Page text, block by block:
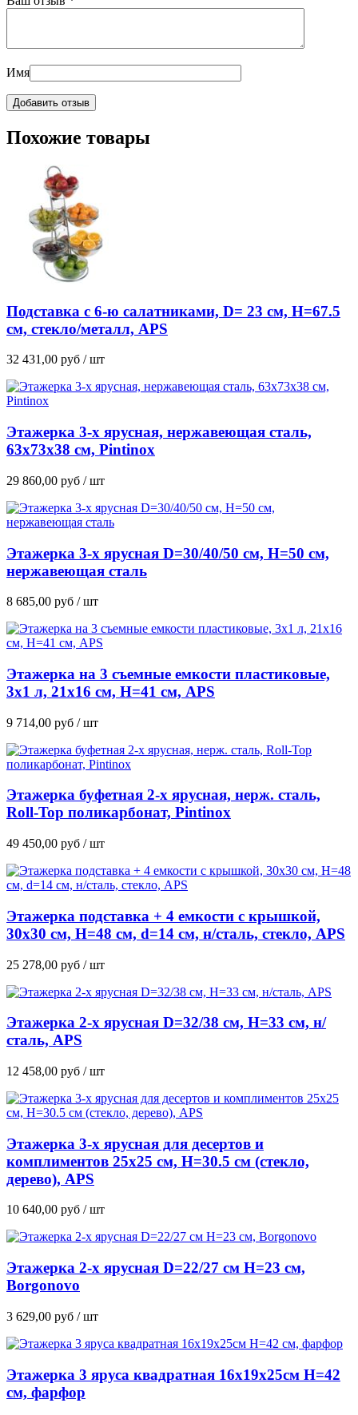
Имя
Похожие товары
Подставка с 6-ю салатниками, D= 23 см, H=67.5
см, стекло/металл, APS
32 431,00 руб / шт
Этажерка 3-х ярусная, нержавеющая сталь,
63х73х38 см, Pintinox
29 860,00 руб / шт
Этажерка 3-х ярусная D=30/40/50 см, H=50 см,
нержавеющая сталь
8 685,00 руб / шт
Этажерка на 3 съемные емкости пластиковые,
3х1 л, 21х16 см, H=41 см, APS
9 714,00 руб / шт
Этажерка буфетная 2-х ярусная, нерж. сталь,
Roll-Top поликарбонат, Pintinox
49 450,00 руб / шт
Этажерка подставка + 4 емкости с крышкой,
30х30 см, H=48 см, d=14 см, н/сталь, стекло, APS
25 278,00 руб / шт
Этажерка 2-х ярусная D=32/38 см, H=33 см, н/
сталь, APS
12 458,00 руб / шт
Этажерка 3-х ярусная для десертов и
комплиментов 25х25 см, H=30.5 см (стекло,
дерево), APS
10 640,00 руб / шт
Этажерка 2-х ярусная D=22/27 см H=23 см,
Borgonovo
3 629,00 руб / шт
Этажерка 3 яруса квадратная 16х19х25см H=42
см, фарфор